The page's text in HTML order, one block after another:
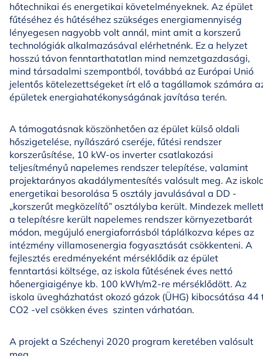
hőtechnikai és energetikai követelményeknek. Az épület
fűtéséhez és hűtéséhez szükséges energiamennyiség
lényegesen nagyobb volt annál, mint amit a korszerű
technológiák alkalmazásával elérhetnénk. Ez a helyzet
hosszú távon fenntarthatatlan mind nemzetgazdasági,
mind társadalmi szempontból, továbbá az Európai Unió
jelentős kötelezettségeket írt elő a tagállamok számára
épületek energiahatékonyságának javítása terén.
A támogatásnak köszönhetően az épület külső oldali
hőszigetelése, nyílászáró cseréje, fűtési rendszer
korszerűsítése, 10 kW-os inverter csatlakozási
teljesítményű napelemes rendszer telepítése, valamint
projektarányos akadálymentesítés valósult meg. Az
energetikai besorolása 5 osztály javulásával a DD -
„korszerűt megközelítő” osztályba került. Mindezek
a telepítésre került napelemes rendszer környezetbarát
módon, megújuló energiaforrásból táplálkozva képes az
intézmény villamosenergia fogyasztását csökkenteni. A
fejlesztés eredményeként mérséklődik az épület
fenntartási költsége, az iskola fűtésének éves nettó
hőenergiaigénye kb. 100 kWh/m2-re mérséklődött. Az
iskola üvegházhatást okozó gázok (ÜHG) kibocsátása 44
CO2 -vel csökken éves szinten várhatóan.
A projekt a Széchenyi 2020 program keretében valósult